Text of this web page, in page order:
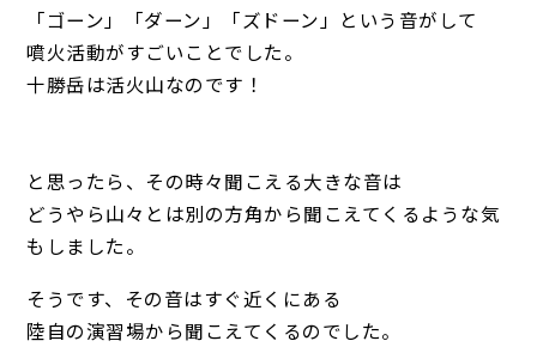
「ゴーン」「ダーン」「ズドーン」という音がして
噴火活動がすごいことでした。
十勝岳は活火山なのです！
と思ったら、その時々聞こえる大きな音は
どうやら山々とは別の方角から聞こえてくるような気
もしました。
そうです、その音はすぐ近くにある
陸自の演習場から聞こえてくるのでした。